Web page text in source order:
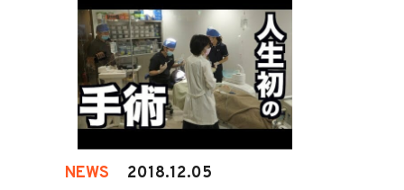
NEWS 2018.12.05